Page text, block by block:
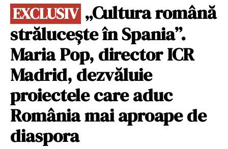
EXCLUSIV „Cultura română
strălucește în Spania”.
Maria Pop, director ICR
Madrid, dezvăluie
proiectele care aduc
România mai aproape de
diaspora